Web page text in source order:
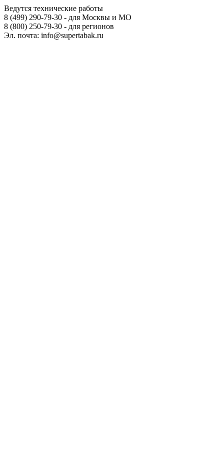
Ведутся технические работы
8 (499) 290-79-30 - для Москвы и МО
8 (800) 250-79-30 - для регионов
Эл. почта: info@supertabak.ru